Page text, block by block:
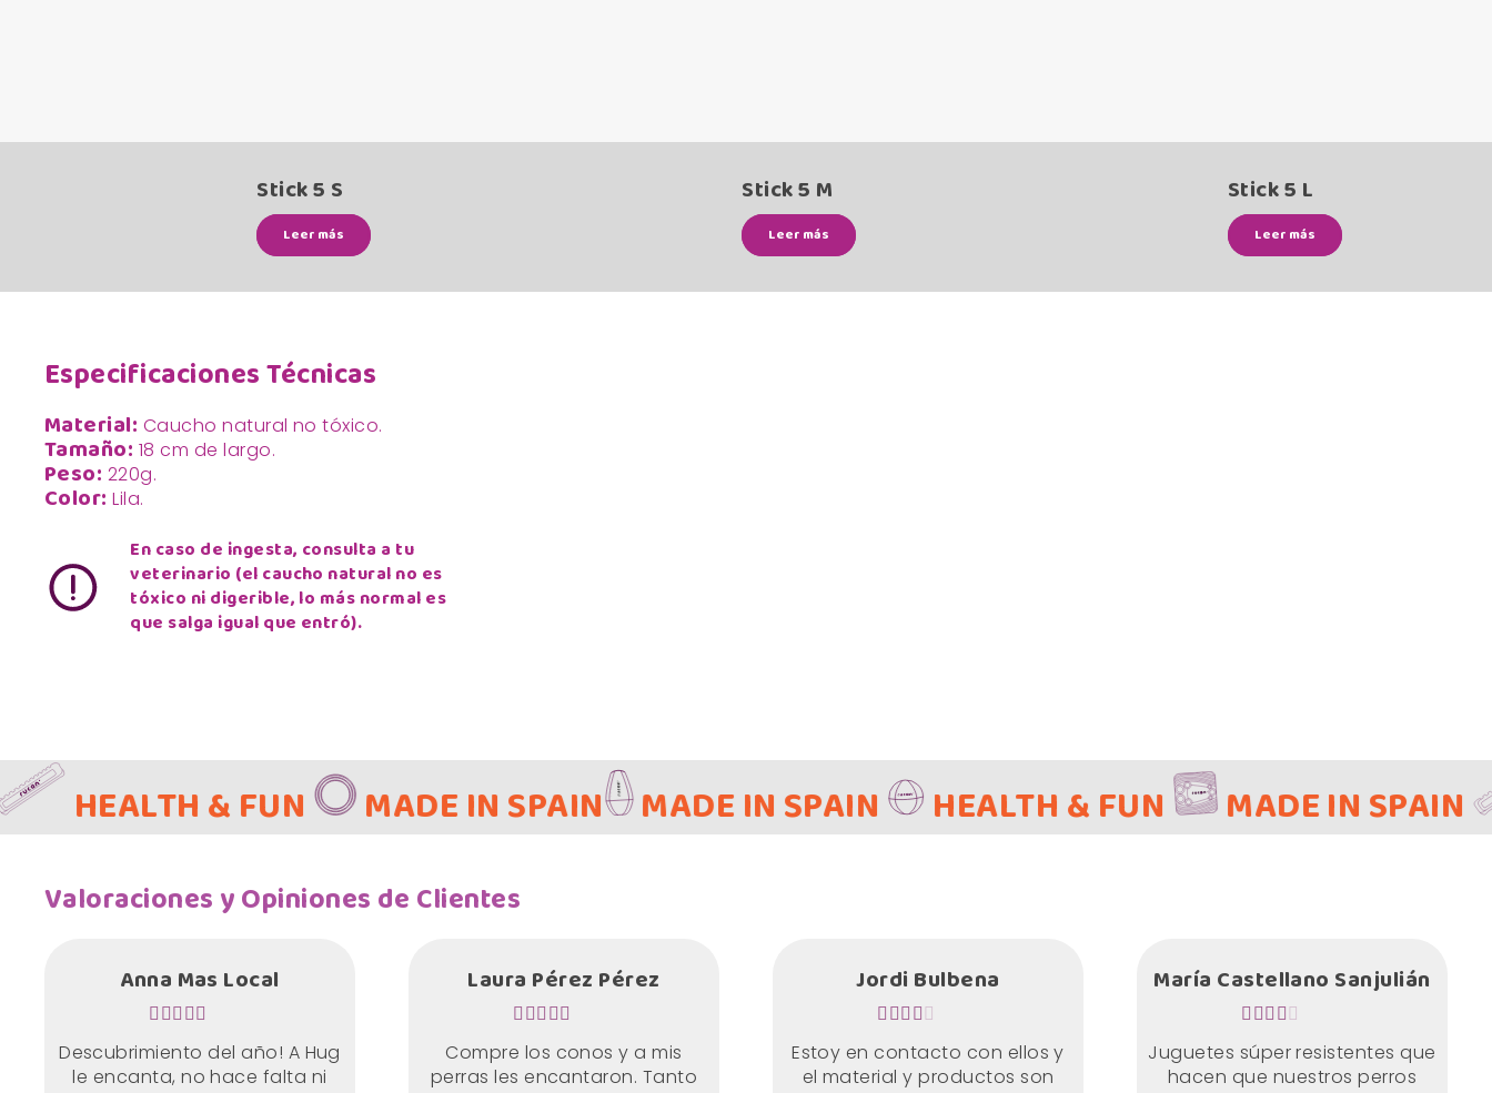
Stick 5 S
Leer más
Stick 5 M
Leer más
Stick 5 L
Leer más
Especificaciones Técnicas
Material: Caucho natural no tóxico.
Tamaño: 18 cm de largo.
Peso: 220g.
Color: Lila.
En caso de ingesta, consulta a tu
veterinario (el caucho natural no es
tóxico ni digerible, lo más normal es
que salga igual que entró).
& FUN MADE IN SPAIN MADE IN SPAIN HEALTH & FUN MADE IN SPAIN
Valoraciones y Opiniones de Clientes
Anna Mas Local
Descubrimiento del año! A Hug
le encanta, no hace falta ni
Laura Pérez Pérez
Compre los conos y a mis
perras les encantaron. Tanto
Jordi Bulbena
Estoy en contacto con ellos y
el material y productos son
María Castellano Sanjulián
Juguetes súper resistentes que
hacen que nuestros perros